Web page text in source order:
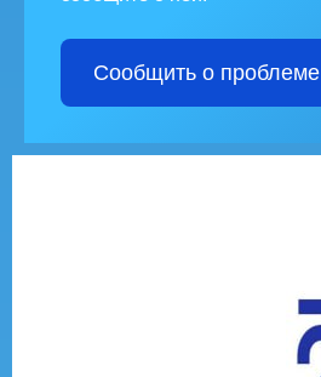
Сообщить о проблеме